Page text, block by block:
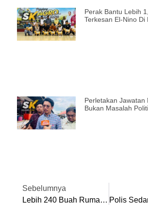
Perak Bantu Lebih
Terkesan El-Nino Di
Perletakan Jawatan
Bukan Masalah
Sebelumnya
Lebih 240 Buah Rumah Terjejas Kejadian Ribut Di Bercham